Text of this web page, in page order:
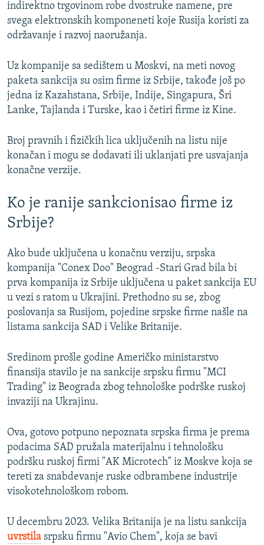
indirektno trgovinom robe dvostruke namene, pre
svega elektronskih komponeneti koje Rusija koristi za
održavanje i razvoj naoružanja.
Uz kompanije sa sedištem u Moskvi, na meti novog
paketa sankcija su osim firme iz Srbije, takođe još po
jedna iz Kazahstana, Srbije, Indije, Singapura, Šri
Lanke, Tajlanda i Turske, kao i četiri firme iz Kine.
Broj pravnih i fizičkih lica uključenih na listu nije
konačan i mogu se dodavati ili uklanjati pre usvajanja
konačne verzije.
Ko je ranije sankcionisao firme iz
Srbije?
Ako bude uključena u konačnu verziju, srpska
kompanija "Conex Doo" Beograd -Stari Grad bila bi
prva kompanija iz Srbije uključena u paket sankcija EU
u vezi s ratom u Ukrajini. Prethodno su se, zbog
poslovanja sa Rusijom, pojedine srpske firme našle na
listama sankcija SAD i Velike Britanije.
Sredinom prošle godine Američko ministarstvo
finansija stavilo je na sankcije srpsku firmu "MCI
Trading" iz Beograda zbog tehnološke podrške ruskoj
invaziji na Ukrajinu.
Ova, gotovo potpuno nepoznata srpska firma je prema
podacima SAD pružala materijalnu i tehnološku
podršku ruskoj firmi "AK Microtech" iz Moskve koja se
tereti za snabdevanje ruske odbrambene industrije
visokotehnološkom robom.
U decembru 2023. Velika Britanija je na listu sankcija
uvrstila srpsku firmu "Avio Chem", koja se bavi